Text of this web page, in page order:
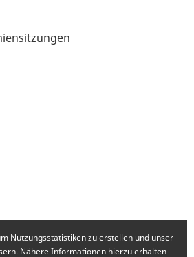
Nutzungsstatistiken zu erstellen und unser
Nähere Informationen hierzu erhalten